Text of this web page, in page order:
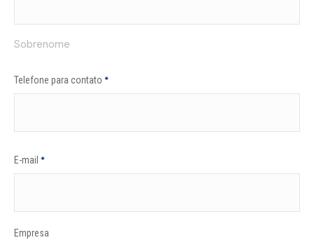
Sobrenome
Telefone para contato *
E-mail *
Empresa